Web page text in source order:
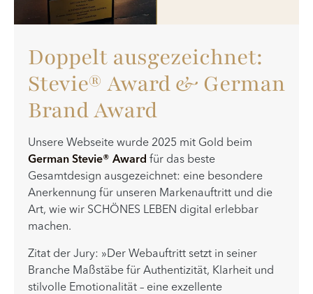
Doppelt ausgezeichnet:
Stevie® Award & German
Brand Award
Unsere Webseite wurde 2025 mit Gold beim
German Stevie® Award für das beste
Gesamtdesign ausgezeichnet: eine besondere
Anerkennung für unseren Markenauftritt und die
Art, wie wir SCHÖNES LEBEN digital erlebbar
machen.
Zitat der Jury: »Der Webauftritt setzt in seiner
Branche Maßstäbe für Authentizität, Klarheit und
stilvolle Emotionalität – eine exzellente